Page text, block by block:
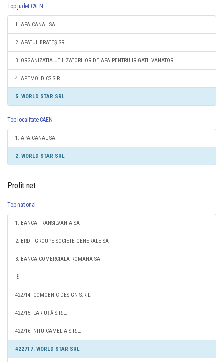
Top judet CAEN
1. APA CANAL SA
2. APATUL BRATEŞ SRL
3. ORGANIZATIA UTILIZATORILOR DE APA PENTRU IRIGATII VANATORI
4. APEMOLD CS S.R.L.
5. WORLD STAR SRL
Top localitate CAEN
1. APA CANAL SA
2. WORLD STAR SRL
Profit net
Top national
1. BANCA TRANSILVANIA SA
2. BRD - GROUPE SOCIETE GENERALE SA
3. BANCA COMERCIALA ROMANA SA
422714. COMOBNIC DESIGN S.R.L.
422715. LARIUŢĂ S.R.L.
422716. NITU CAMELIA S.R.L.
422717. WORLD STAR SRL